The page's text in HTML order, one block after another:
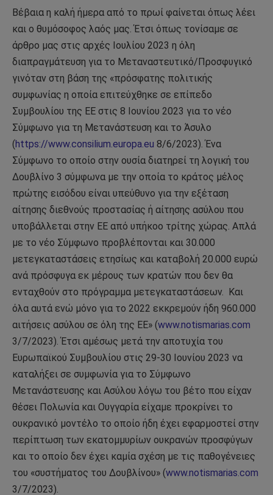
Βέβαια η καλή ήμερα από το πρωί φαίνεται όπως λέει
και ο θυμόσοφος λαός μας. Έτσι όπως τονίσαμε σε
άρθρο μας στις αρχές Ιουλίου 2023 η όλη
διαπραγμάτευση για το Μεταναστευτικό/Προσφυγικό
γινόταν στη βάση της «πρόσφατης πολιτικής
συμφωνίας η οποία επιτεύχθηκε σε επίπεδο
Συμβουλίου της ΕΕ στις 8 Ιουνίου 2023 για το νέο
Σύμφωνο για τη Μετανάστευση και το Άσυλο
(https://www.consilium.europa.eu 8/6/2023). Ένα
Σύμφωνο το οποίο στην ουσία διατηρεί τη λογική του
Δουβλίνο 3 σύμφωνα με την οποία το κράτος μέλος
πρώτης εισόδου είναι υπεύθυνο για την εξέταση
αίτησης διεθνούς προστασίας ή αίτησης ασύλου που
υποβάλλεται στην ΕΕ από υπήκοο τρίτης χώρας. Απλά
με το νέο Σύμφωνο προβλέπονται και 30.000
μετεγκαταστάσεις ετησίως και καταβολή 20.000 ευρώ
ανά πρόσφυγα εκ μέρους των κρατών που δεν θα
ενταχθούν στο πρόγραμμα μετεγκαταστάσεων. Και
όλα αυτά ενώ μόνο για το 2022 εκκρεμούν ήδη 960.000
αιτήσεις ασύλου σε όλη της ΕΕ» (www.notismarias.com
3/7/2023). Έτσι αμέσως μετά την αποτυχία του
Ευρωπαϊκού Συμβουλίου στις 29-30 Ιουνίου 2023 να
καταλήξει σε συμφωνία για το Σύμφωνο
Μετανάστευσης και Ασύλου λόγω του βέτο που είχαν
θέσει Πολωνία και Ουγγαρία είχαμε προκρίνει το
ουκρανικό μοντέλο το οποίο ήδη έχει εφαρμοστεί στην
περίπτωση των εκατομμυρίων ουκρανών προσφύγων
και το οποίο δεν έχει καμία σχέση με τις παθογένειες
του «συστήματος του Δουβλίνου» (www.notismarias.com
3/7/2023).